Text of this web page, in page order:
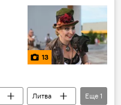
13
Литва
Еще 1